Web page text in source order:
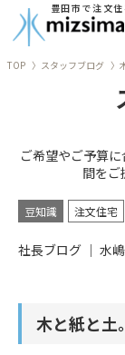
豊田市で注文
リフォーム
古民家再生
建築実績
TOP スタッフブログ
ご希望やご予算
間をご
豆知識 注文住宅
社長ブログ ｜ 水
木と紙と土。